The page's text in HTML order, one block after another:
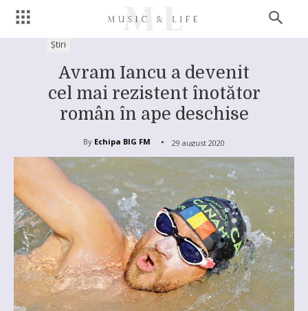
Știri
Avram Iancu a devenit
cel mai rezistent înotător
român în ape deschise
By Echipa BIG FM 29 august 2020